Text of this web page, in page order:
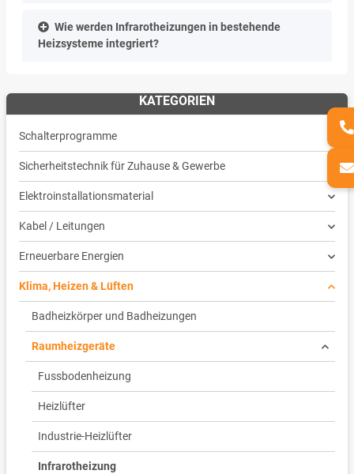
Wie werden Infrarotheizungen in bestehende
Heizsysteme integriert?
KATEGORIEN
Schalterprogramme
Sicherheitstechnik für Zuhause & Gewerbe
Elektroinstallationsmaterial
Kabel / Leitungen
Erneuerbare Energien
Klima, Heizen & Lüften
Badheizkörper und Badheizungen
Raumheizgeräte
Fussbodenheizung
Heizlüfter
Industrie-Heizlüfter
Infrarotheizung